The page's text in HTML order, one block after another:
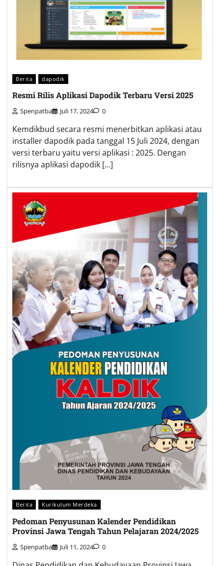
Berita dapodik
Resmi Rilis Aplikasi Dapodik Terbaru Versi 2025
Spenpatba Juli 17, 2024 0
Kemdikbud secara resmi menerbitkan aplikasi atau
installer dapodik pada tanggal 15 Juli 2024, dengan
versi terbaru yaitu versi aplikasi : 2025. Dengan
rilisnya aplikasi dapodik […]
Berita Kurikulum Merdeka
Pedoman Penyusunan Kalender Pendidikan
Provinsi Jawa Tengah Tahun Pelajaran 2024/2025
Spenpatba Juli 11, 2024 0